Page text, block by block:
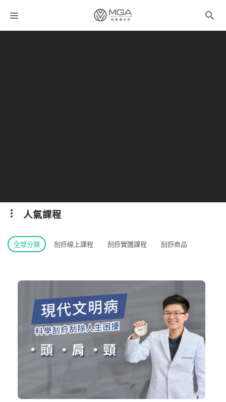
人氣課程
全部分類 刮痧線上課程 刮痧實體課程 刮痧商品